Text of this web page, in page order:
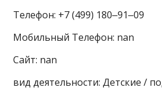
Телефон: +7 (499) 180‒91‒09
Мобильный Телефон: nan
Сайт: nan
вид деятельности: Детские /